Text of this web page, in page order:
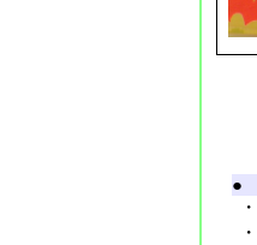
●
・
・